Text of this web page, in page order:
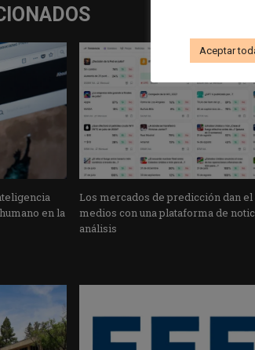
en la
Los mercados de predicción dan el
medios con una plataforma de
análisis
Aceptar